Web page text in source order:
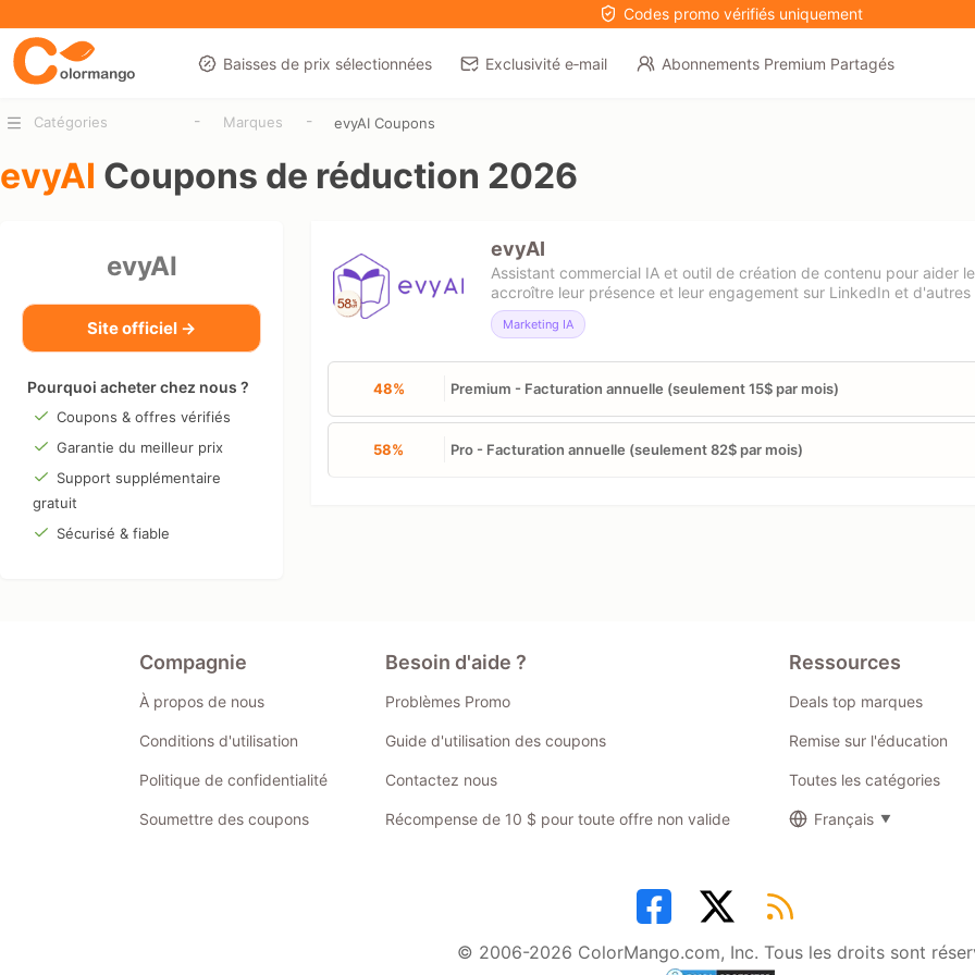
Codes promo vérifiés uniquement
Baisses de prix sélectionnées Exclusivité e‑mail Abonnements Premium Partagés
Catégories - Marques - evyAI Coupons
evyAI Coupons de réduction 2026
evyAI
Site officiel →
Pourquoi acheter chez nous ?
Coupons & offres vérifiés
Garantie du meilleur prix
Support supplémentaire
gratuit
Sécurisé & fiable
evyAI
Assistant commercial IA et outil de création de contenu pour aider
accroître leur présence et leur engagement sur LinkedIn et
Marketing IA
48% Premium - Facturation annuelle (seulement 15$ par mois)
58% Pro - Facturation annuelle (seulement 82$ par mois)
Compagnie
À propos de nous
Conditions d'utilisation
Politique de confidentialité
Soumettre des coupons
Besoin d'aide ?
Problèmes Promo
Guide d'utilisation des coupons
Contactez nous
Récompense de 10 $ pour toute offre non valide
Ressources
Deals top marques
Remise sur l'éducation
Toutes les catégories
Français
© 2006-2026 ColorMango.com, Inc. Tous les droits sont